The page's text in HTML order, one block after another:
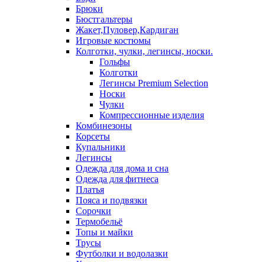
Брюки
Бюстгальтеры
Жакет,Пуловер,Кардиган
Игровые костюмы
Колготки, чулки, легинсы, носки.
Гольфы
Колготки
Легинсы Premium Selection
Носки
Чулки
Компрессионные изделия
Комбинезоны
Корсеты
Купальники
Легинсы
Одежда для дома и сна
Одежда для фитнеса
Платья
Пояса и подвязки
Сорочки
Термобельё
Топы и майки
Трусы
Футболки и водолазки